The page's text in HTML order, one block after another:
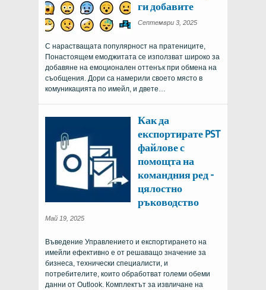
ги добавите
Септември 3, 2025
С нарастващата популярност на пратениците,
Понастоящем емоджитата се използват широко за
добавяне на емоционален оттенък при обмена на
съобщения. Дори са намерили своето място в
комуникацията по имейл, и двете…
Как да
експортирате PST
файлове с
помощта на
командния ред -
цялостно
ръководство
Май 19, 2025
Въведение Управлението и експортирането на
имейли ефективно е от решаващо значение за
бизнеса, технически специалисти, и
потребителите, които обработват големи обеми
данни от Outlook. Комплектът за извличане на